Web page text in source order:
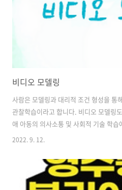
비디오 모델링
사람은 모델링과 대리적 조건 형성을 통
관찰학습이라고 합니다. 비디오 모델링
애 아동의 의사소통 및 사회적 기술 학
링이란? 비디오 모델링은 아동의 삶의 질
의 예를 보여 주고 사회적 기술과 놀이
니다. 비디오의 장점은 반복적으로 목
다. 또한 아동이 비슷한 상황에서 올바
2022. 9. 12.